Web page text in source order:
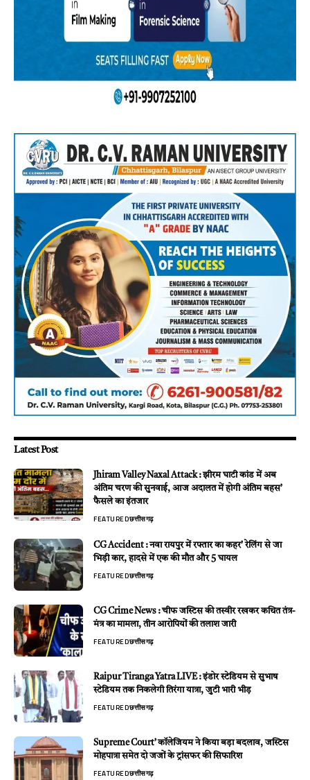
Latest Post
Jhiram Valley Naxal Attack : झीरम घाटी कांड में अब
अंतिम चरण की सुनवाई, आज अदालत में होगी अंतिम बहस’
फैसले का इंतजार
FEATUREDछत्तीसगढ़
CG Accident : नवा रायपुर में रफ्तार का कहर’ रेलिंग से जा
भिड़ी कार, हादसे में एक की मौत और 5 घायल
FEATUREDछत्तीसगढ़
CG Crime News : चीफ जस्टिस की तस्वीर रखकर कथित तंत्र-
मंत्र का मामला, तीन आरोपियों की तलाश जारी
FEATUREDछत्तीसगढ़
Raipur Tiranga Yatra LIVE : इंडोर स्टेडियम से सुभाष
स्टेडियम तक निकलेगी तिरंगा यात्रा, जुटी भारी भीड़
FEATUREDछत्तीसगढ़
Supreme Court’ कॉलेजियम ने किया बड़ा बदलाव, जस्टिस
मोहपात्रा समेत दो जजों के ट्रांसफर की सिफारिश
FEATUREDछत्तीसगढ़